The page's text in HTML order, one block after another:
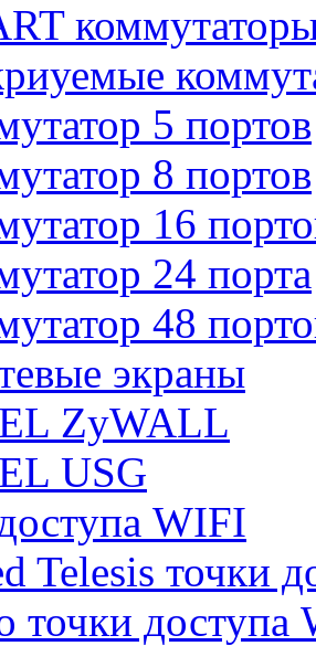
5 портов
8 портов
16
24 порта
48
экраны
ZyWALL
USG
WIFI
Telesis точки
точки доступа